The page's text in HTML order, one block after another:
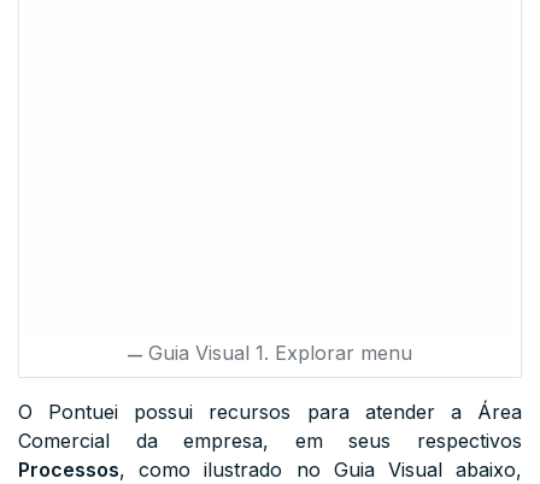
Guia Visual 1. Explorar menu
O Pontuei possui recursos para atender a Área
Comercial da empresa, em seus respectivos
Processos, como ilustrado no Guia Visual abaixo,